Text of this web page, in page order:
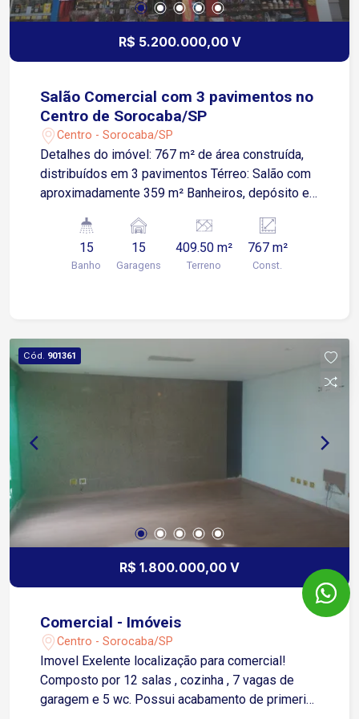
avenidas Ipanema, Itavuvu e Dom Aguirre,
proporcionando praticidade e conectividade com
diferentes regiões da cidade.
R$ 5.200.000,00 V
Salão Comercial com 3 pavimentos no
Centro de Sorocaba/SP
Centro - Sorocaba/SP
Detalhes do imóvel: 767 m² de área construída,
distribuídos em 3 pavimentos Térreo: Salão com
aproximadamente 359 m² Banheiros, depósito e
Apartamento amplo Terceiro pavimento: Salão
comercial Apartamento com 3 dormitórios
Localização: Imóvel situado no Centro de
as principais vias da cidade. Agende uma visita e
conheça o potencial deste imóvel!
15
Banho
15
Garagens
409.50 m²
Terreno
767 m²
Const.
Cód. 901361
R$ 1.800.000,00 V
Comercial - Imóveis
Centro - Sorocaba/SP
Imovel Exelente localização para comercial!
Composto por 12 salas , cozinha , 7 vagas de
garagem e 5 wc. Possui acabamento de primeria